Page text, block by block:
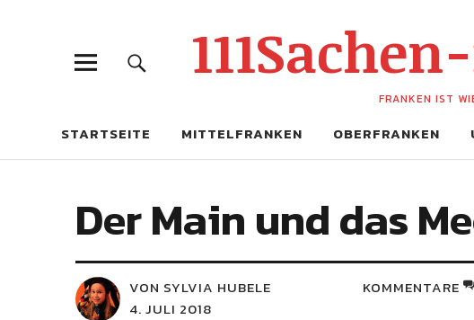
FRANKEN IST
STARTSEITE MITTELFRANKEN OBERFRANKEN
Der Main und das
VON SYLVIA HUBELE
4. JULI 2018
KOMMENTARE